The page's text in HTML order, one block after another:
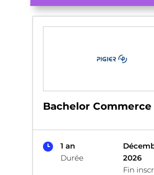
Bachelor Commerce
1 an
Durée
2026
Fin